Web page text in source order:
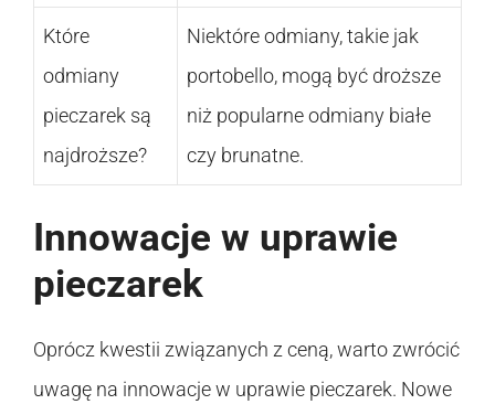
Które
odmiany
pieczarek są
najdroższe?
Niektóre odmiany, takie jak
portobello, mogą być droższe
niż popularne odmiany białe
czy brunatne.
Innowacje w uprawie
pieczarek
Oprócz kwestii związanych z ceną, warto zwrócić
uwagę na innowacje w uprawie pieczarek. Nowe